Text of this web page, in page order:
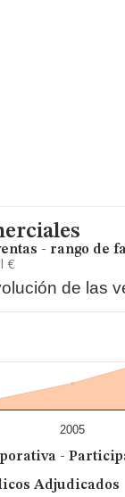
- rango de
€
de las
2005
-
Adjudicados